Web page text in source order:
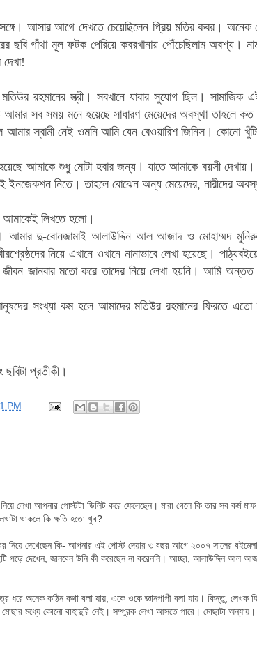
আসার আগে দেখতে চেয়েছিলেন প্রিয় মতির কবর। অনেক
গাঁথা মূল ফটক পেরিয়ে কবরখানায় পৌঁচেছিলাম অবশ্য।
রহমানের স্ত্রী। সবখানে যাবার সুযোগ ছিল। সামাজিক এই
সব সময় মনে হয়েছে সাধারণ মেয়েদের অবস্থা তাহলে কত
স্বামী নেই ওমনি আমি যেন বেওয়ারিশ জিনিস। কোনো
আমাকে শুধু মোটা হবার জন্য। যাতে আমাকে বয়সী দেখায়।
নিতে। তাহলে বোঝেন অন্য মেয়েদের, নারীদের
লিখতে হলো।
দু-বোনজামাই আলাউদ্দিন আল আজাদ ও মোহাম্মদ
নিয়ে এখানে ওখানে নানাভাবে লেখা হয়েছে।
জানবার মতো করে তাদের নিয়ে লেখা হয়নি। আমি অন্তত
সংখ্যা কম হলে আমাদের মতিউর রহমানের ফিরতে এতো
ছবিটা প্রতীকী।
PM
লেখা আপনার পোস্টটা ডিলিট করে ফেলেছেন। মারা গেলে কি তার সব কর্ম মাফ
থাকলে কি ক্ষতি হতো খুব?
নিয়ে দেখেছেন কি- আপনার এই পোস্ট দেয়ার ৩ বছর আগে ২০০৭ সালের
পড়ে দেখেন, জানবেন উনি কী করেছেন না করেননি। আচ্ছা, আলাউদ্দিন আল
অনেক কঠিন কথা বলা যায়, একে ওকে জ্ঞানপাপী বলা যায়। কিন্তু, লেখক
মধ্যে কোনো বাহাদুরি নেই। সম্পুরক লেখা আসতে পারে। মোছাটা অন্যায়।